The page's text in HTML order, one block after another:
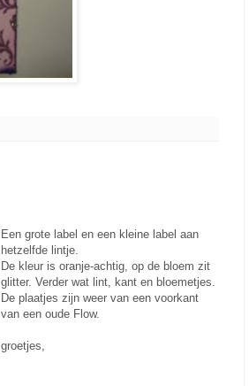
Een grote label en een kleine label aan
hetzelfde lintje.
De kleur is oranje-achtig, op de bloem zit
glitter. Verder wat lint, kant en bloemetjes.
De plaatjes zijn weer van een voorkant
van een oude Flow.
groetjes,